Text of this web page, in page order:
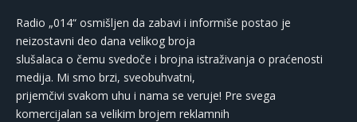
Radio „014“ osmišljen da zabavi i informiše postao je
neizostavni deo dana velikog broja
slušalaca o čemu svedoče i brojna istraživanja o praćenosti
medija. Mi smo brzi, sveobuhvatni,
prijemčivi svakom uhu i nama se veruje! Pre svega
komercijalan sa velikim brojem reklamnih